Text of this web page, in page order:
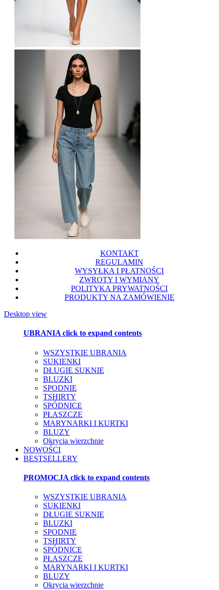
KONTAKT
REGULAMIN
WYSYŁKA I PŁATNOŚCI
ZWROTY I WYMIANY
POLITYKA PRYWATNOŚCI
PRODUKTY NA ZAMÓWIENIE
Desktop view
UBRANIAclick to expand contents
WSZYSTKIE UBRANIA
SUKIENKI
DŁUGIE SUKNIE
BLUZKI
SPODNIE
TSHIRTY
SPÓDNICE
PŁASZCZE
MARYNARKI I KURTKI
BLUZY
Okrycia wierzchnie
NOWOŚCI
BESTSELLERY
PROMOCJA click to expand contents
WSZYSTKIE UBRANIA
SUKIENKI
DŁUGIE SUKNIE
BLUZKI
SPODNIE
TSHIRTY
SPÓDNICE
PŁASZCZE
MARYNARKI I KURTKI
BLUZY
Okrycia wierzchnie